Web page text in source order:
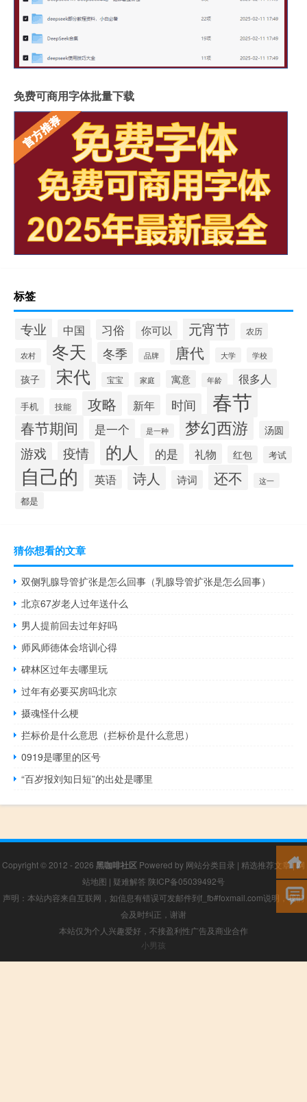
免费可商用字体批量下载
标签
专业 中国 习俗 你可以 元宵节 农历
农村 冬天 冬季 品牌 唐代 大学 学校
孩子 宋代 宝宝 家庭 寓意 年龄 很多人
手机 技能 攻略 新年 时间 春节
春节期间 是一个 是一种 梦幻西游 汤圆
游戏 疫情 的人 的是 礼物 红包 考试
自己的 英语 诗人 诗词 还不 这一
都是
猜你想看的文章
双侧乳腺导管扩张是怎么回事（乳腺导管扩张是怎么回事）
北京67岁老人过年送什么
男人提前回去过年好吗
师风师德体会培训心得
碑林区过年去哪里玩
过年有必要买房吗北京
摄魂怪什么梗
拦标价是什么意思（拦标价是什么意思）
0919是哪里的区号
“百岁报刘知日短”的出处是哪里
Copyright © 2012 - 2026 黑咖啡社区 Powered by 网站分类目录 | 精选推荐文章 |网
站地图 | 疑难解答 陕ICP备05039492号
声明：本站内容来自互联网，如信息有错误可发邮件到f_fb#foxmail.com说明，我们
会及时纠正，谢谢
本站仅为个人兴趣爱好，不接盈利性广告及商业合作
小男孩